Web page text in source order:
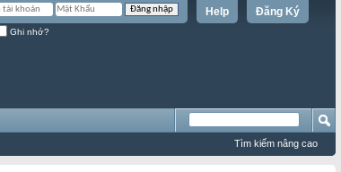
Đăng Ký
Help
Ghi nhớ?
Tìm kiếm nâng cao